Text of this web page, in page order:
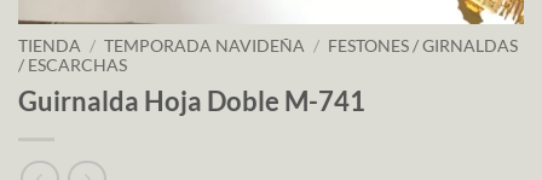
TIENDA / TEMPORADA NAVIDEÑA / FESTONES / GIRNALDAS
/ ESCARCHAS
Guirnalda Hoja Doble M-741